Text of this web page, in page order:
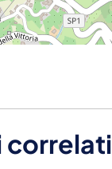
correlati